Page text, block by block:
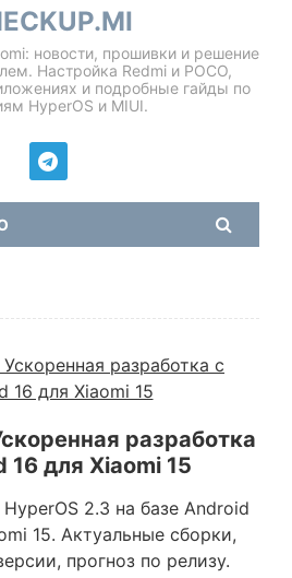
новости, прошивки и решение
Настройка Redmi и POCO,
и подробные гайды по
HyperOS и MIUI.
разработка
16 для Xiaomi 15
2.3 на базе Android
15. Актуальные сборки,
прогноз по релизу.